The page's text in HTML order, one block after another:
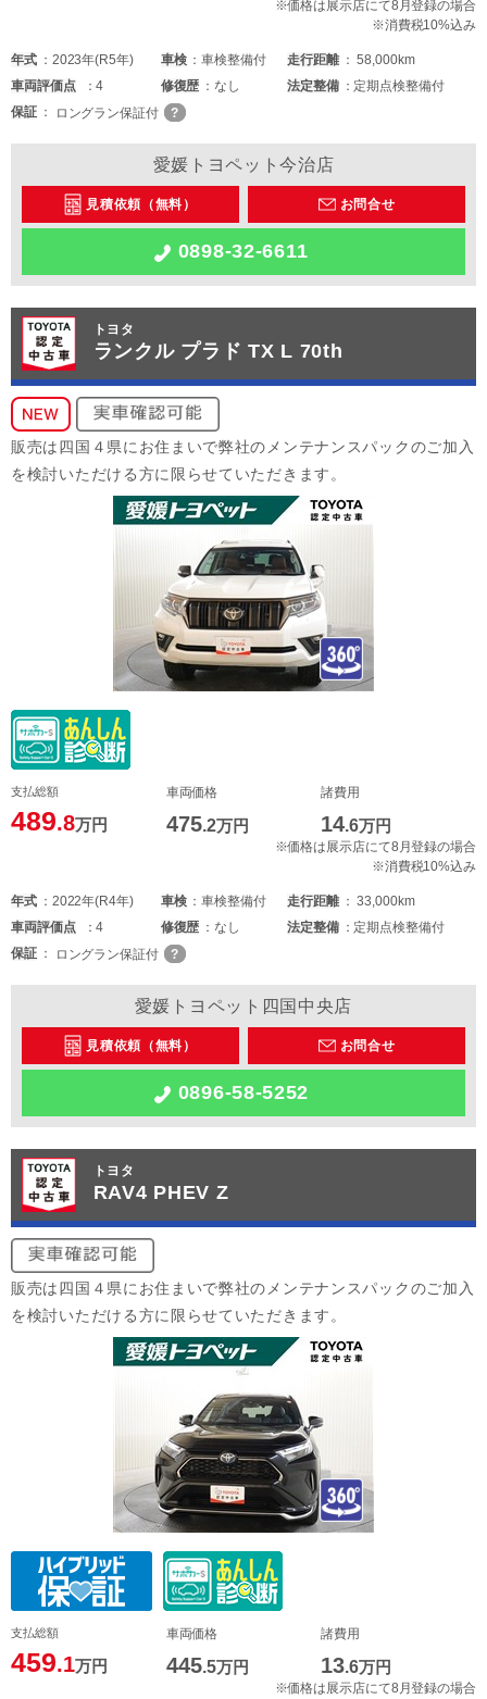
※価格は展示店にて8月登録の場合
※消費税10%込み
年式 2023年(R5年) 車検 車検整備付 走行距離
58,000km
車両評価点 4 修復歴 なし 法定整備
定期点検整備付
保証
ロングラン保証付
愛媛トヨペット今治店
見積依頼（無料） お問合せ
0898-32-6611
トヨタ
ランクル プラド TX L 70th
販売は四国４県にお住まいで弊社のメンテナンスパックのご加入
を検討いただける方に限らせていただきます。
支払総額
489.8万円
車両価格
475.2万円
諸費用
14.6万円
※価格は展示店にて8月登録の場合
※消費税10%込み
年式 2022年(R4年) 車検 車検整備付 走行距離
33,000km
車両評価点 4 修復歴 なし 法定整備
定期点検整備付
保証
ロングラン保証付
愛媛トヨペット四国中央店
見積依頼（無料） お問合せ
0896-58-5252
トヨタ
RAV4 PHEV Z
販売は四国４県にお住まいで弊社のメンテナンスパックのご加入
を検討いただける方に限らせていただきます。
支払総額
459.1万円
車両価格
445.5万円
諸費用
13.6万円
※価格は展示店にて8月登録の場合